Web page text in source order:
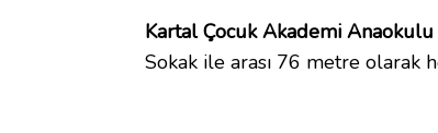
Kartal Çocuk Akademi Anaokulu
Sokak ile arası 76 metre olarak